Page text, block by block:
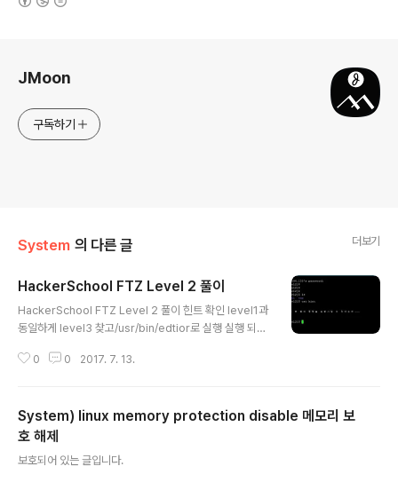
JMoon
구독하기
System 의 다른 글 더보기
HackerSchool FTZ Level 2 풀이
HackerSchool FTZ Level 2 풀이 힌트 확인 level1과
동일하게 level3 찾고/usr/bin/edtior로 실행 실행 되고
편집기에서 아닌 bash에서 명령어를 실행 시킬 수 있음따
0 0 2017. 7. 13.
System) linux memory protection disable 메모리 보
호 해제
보호되어 있는 글입니다.